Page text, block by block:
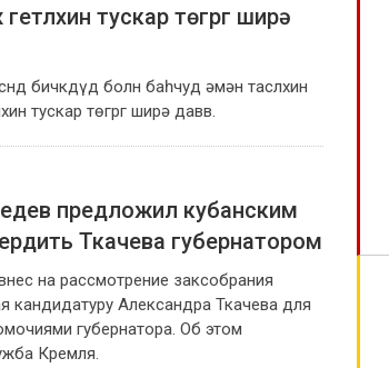
гетлхин тускар төгрг ширә
бичкдүд болн баһчуд әмән таслхин
тускар төгрг ширә давв.
предложил кубанским
Ткачева губернатором
на рассмотрение заксобрания
кандидатуру Александра Ткачева для
губернатора. Об этом
Кремля.